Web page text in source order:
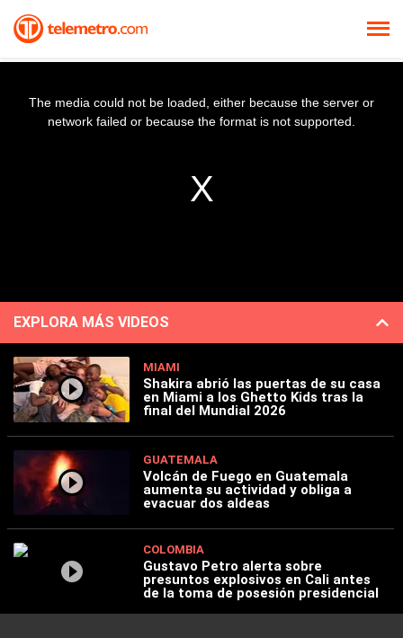
The media could not be loaded, either because the server or
network failed or because the format is not supported.
EXPLORA MÁS VIDEOS
MIAMI
Shakira abrió las puertas de su casa
en Miami a los Ghetto Kids tras la
final del Mundial 2026
GUATEMALA
Volcán de Fuego en Guatemala
aumenta su actividad y obliga a
evacuar dos aldeas
COLOMBIA
Gustavo Petro alerta sobre
presuntos explosivos en Cali antes
de la toma de posesión presidencial